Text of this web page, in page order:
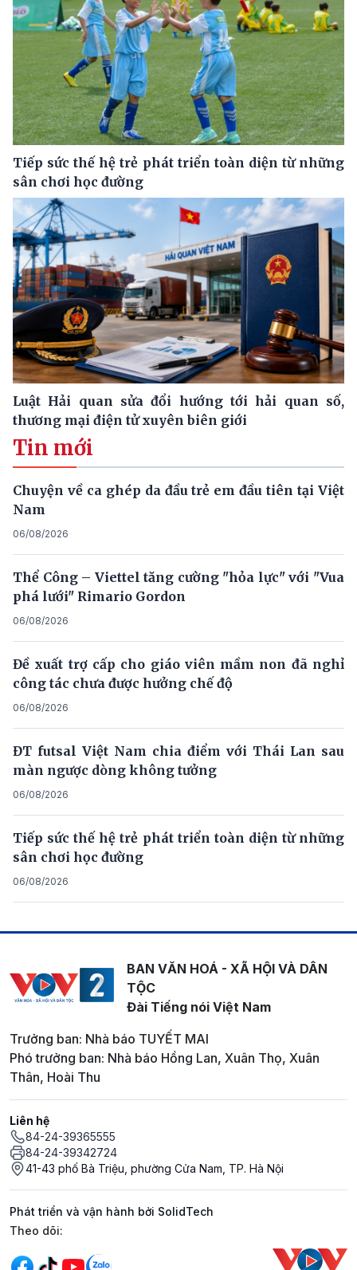
Tiếp sức thế hệ trẻ phát triển toàn diện từ những
sân chơi học đường
Luật Hải quan sửa đổi hướng tới hải quan số,
thương mại điện tử xuyên biên giới
Tin mới
Chuyện về ca ghép da đầu trẻ em đầu tiên tại Việt
Nam
06/08/2026
Thể Công – Viettel tăng cường "hỏa lực" với "Vua
phá lưới" Rimario Gordon
06/08/2026
Đề xuất trợ cấp cho giáo viên mầm non đã nghỉ
công tác chưa được hưởng chế độ
06/08/2026
ĐT futsal Việt Nam chia điểm với Thái Lan sau
màn ngược dòng không tưởng
06/08/2026
Tiếp sức thế hệ trẻ phát triển toàn diện từ những
sân chơi học đường
06/08/2026
BAN VĂN HOÁ - XÃ HỘI VÀ DÂN
TỘC
Đài Tiếng nói Việt Nam
Trưởng ban: Nhà báo TUYẾT MAI
Phó trưởng ban: Nhà báo Hồng Lan, Xuân Thọ, Xuân
Thân, Hoài Thu
Liên hệ
84-24-39365555
84-24-39342724
41-43 phố Bà Triệu, phường Cửa Nam, TP. Hà Nội
Phát triển và vận hành bởi SolidTech
Mạng xã hội
Theo dõi: